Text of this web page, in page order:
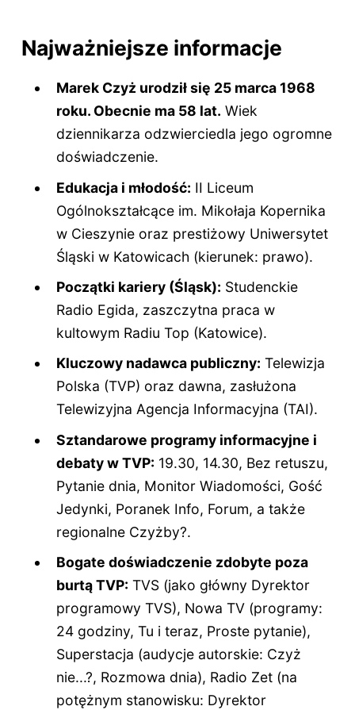
Najważniejsze informacje
Marek Czyż urodził się 25 marca 1968
roku. Obecnie ma 58 lat. Wiek
dziennikarza odzwierciedla jego ogromne
doświadczenie.
Edukacja i młodość: II Liceum
Ogólnokształcące im. Mikołaja Kopernika
w Cieszynie oraz prestiżowy Uniwersytet
Śląski w Katowicach (kierunek: prawo).
Początki kariery (Śląsk): Studenckie
Radio Egida, zaszczytna praca w
kultowym Radiu Top (Katowice).
Kluczowy nadawca publiczny: Telewizja
Polska (TVP) oraz dawna, zasłużona
Telewizyjna Agencja Informacyjna (TAI).
Sztandarowe programy informacyjne i
debaty w TVP: 19.30, 14.30, Bez retuszu,
Pytanie dnia, Monitor Wiadomości, Gość
Jedynki, Poranek Info, Forum, a także
regionalne Czyżby?.
Bogate doświadczenie zdobyte poza
burtą TVP: TVS (jako główny Dyrektor
programowy TVS), Nowa TV (programy:
24 godziny, Tu i teraz, Proste pytanie),
Superstacja (audycje autorskie: Czyż
nie...?, Rozmowa dnia), Radio Zet (na
potężnym stanowisku: Dyrektor